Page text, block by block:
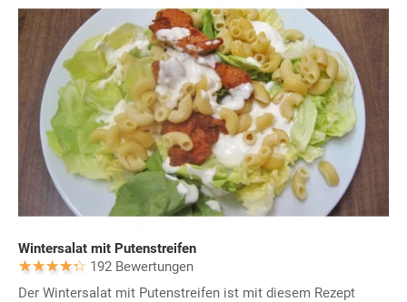
Wintersalat mit Putenstreifen
192 Bewertungen
Der Wintersalat mit Putenstreifen ist mit diesem Rezept